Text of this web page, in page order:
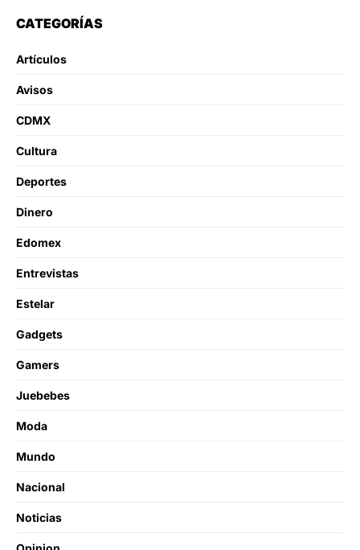
CATEGORÍAS
Artículos
Avisos
CDMX
Cultura
Deportes
Dinero
Edomex
Entrevistas
Estelar
Gadgets
Gamers
Juebebes
Moda
Mundo
Nacional
Noticias